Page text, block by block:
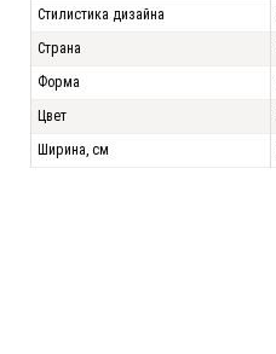
Стилистика дизайна
Страна
Форма
Цвет
Ширина, см